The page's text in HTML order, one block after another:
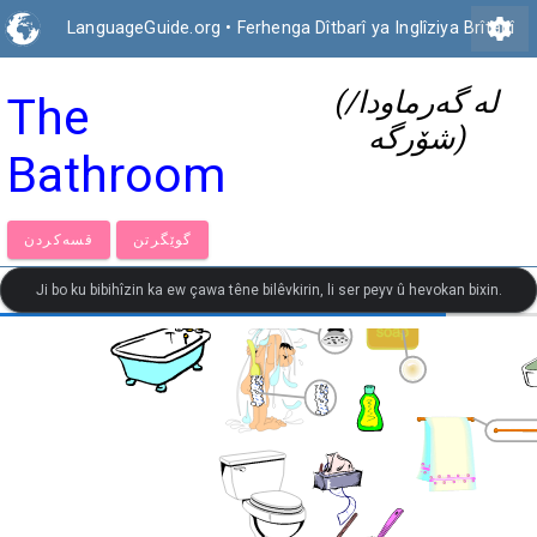
LanguageGuide.org • Ferhenga Dîtbarî ya Inglîziya Brîtanî
settings
The
Bathroom
(لە گەرماودا/
شۆرگە)
قسەكردن گوێگرتن
Ji bo ku bibihîzin ka ew çawa têne bilêvkirin, li ser peyv û hevokan bixin.